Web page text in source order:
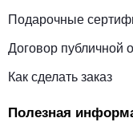
Подарочные
Договор публичной
Как сделать заказ
Полезная